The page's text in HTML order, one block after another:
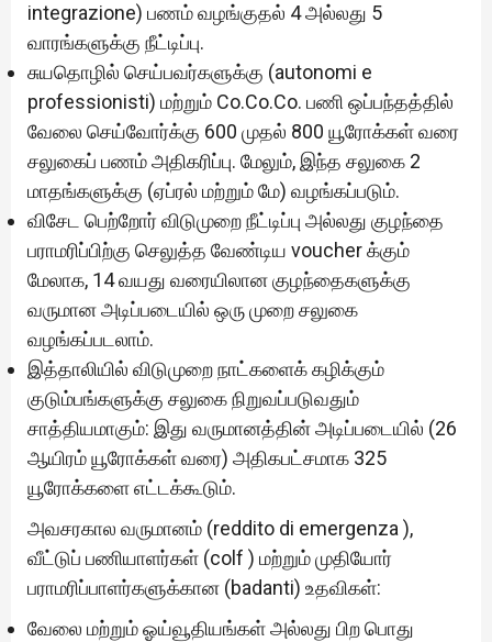
integrazione) பணம் வழங்குதல் 4 அல்லது 5
வாரங்களுக்கு நீட்டிப்பு.
சுயதொழில் செய்பவர்களுக்கு (autonomi e
professionisti) மற்றும் Co.Co.Co. பணி ஒப்பந்தத்தில்
வேலை செய்வோர்க்கு 600 முதல் 800 யூரோக்கள் வரை
சலுகைப் பணம் அதிகரிப்பு. மேலும், இந்த சலுகை 2
மாதங்களுக்கு (ஏப்ரல் மற்றும் மே) வழங்கப்படும்.
விசேட பெற்றோர் விடுமுறை நீட்டிப்பு அல்லது குழந்தை
பராமரிப்பிற்கு செலுத்த வேண்டிய voucher க்கும்
மேலாக, 14 வயது வரையிலான குழந்தைகளுக்கு
வருமான அடிப்படையில் ஒரு முறை சலுகை
வழங்கப்படலாம்.
இத்தாலியில் விடுமுறை நாட்களைக் கழிக்கும்
குடும்பங்களுக்கு சலுகை நிறுவப்படுவதும்
சாத்தியமாகும்: இது வருமானத்தின் அடிப்படையில் (26
ஆயிரம் யூரோக்கள் வரை) அதிகபட்சமாக 325
யூரோக்களை எட்டக்கூடும்.
அவசரகால வருமானம் (reddito di emergenza ),
வீட்டுப் பணியாளர்கள் (colf ) மற்றும் முதியோர்
பராமரிப்பாளர்களுக்கான (badanti) உதவிகள்:
வேலை மற்றும் ஓய்வூதியங்கள் அல்லது பிற பொது